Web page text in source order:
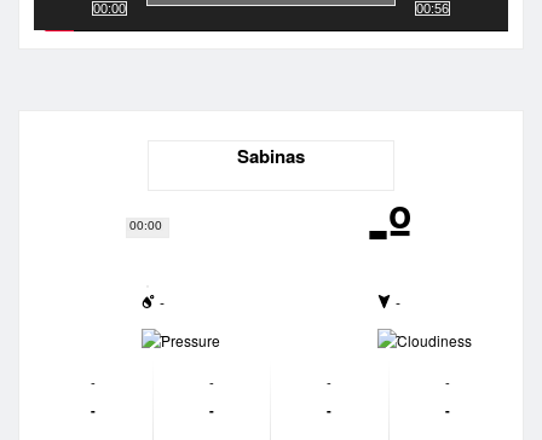
00:00
00:00
00:56
Sabinas
-º
-
-
-
-
-
-
-
-
-
-
-
-